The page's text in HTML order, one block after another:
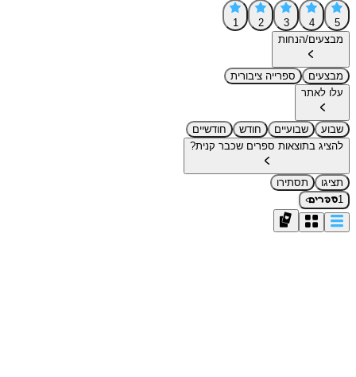
5
4
3
2
1
מבצעים/הנחות
מבצעים
ספרייה ציבורית
עלו לאתר
שבוע שבועיים חודש
חודשיים
להציג בתוצאות ספרים שכבר קנית?
תציגו
תסתירו
1ספרים›